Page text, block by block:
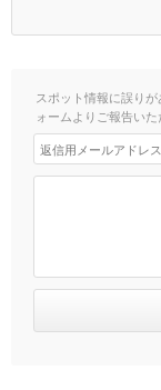
スポット情報に誤り
ォームよりご報告いた